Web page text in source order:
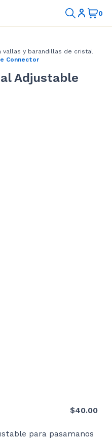
vallas y barandillas de cristal
Connector
Adjustable
$40.00
para pasamanos